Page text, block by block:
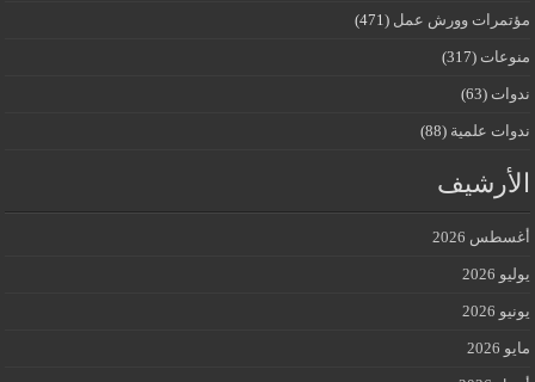
مؤتمرات وورش عمل (471)
منوعات (317)
ندوات (63)
ندوات علمية (88)
الأرشيف
أغسطس 2026
يوليو 2026
يونيو 2026
مايو 2026